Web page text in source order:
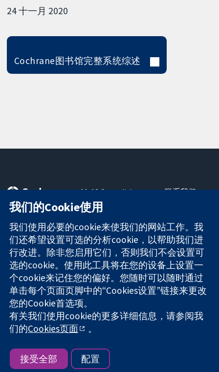
24 十一月 2020
Cochrane图书馆完整系统综述
可信任的证据
知情决定
更完善的医疗健
康
11-13 Cavendish
Square
London
W1G 0AN
United Kingdom
联系我们
关于我们
工作机会
Cochrane
Library
The Cochrane Collaboration is a charity (no. 1045921) and a
company limited by guarantee (no. 03044323) registered in
England & Wales. VAT registration number GB 718 2127 49.
版权所有：© 2026 Cochrane协作网
网站条款与条件| 免责声明|隐私权
我们的Cookie使用
我们使用必要的cookie来使我们的网站工作。我
们还希望设置可选的分析cookie，以帮助我们进
行改进。除非您启用它们，否则我们不会设置可
选的cookie。使用此工具将在您的设备上设置一
个cookie来记住您的偏好。您随时可以随时通过
单击每个页面页脚中的“Cookies设置”链接来更改
您的Cookie首选项。
有关我们使用cookie的更多详细信息，请参阅我
们的Cookies页面 。
接受全部 配置